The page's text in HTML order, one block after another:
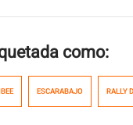
como:
ESCARABAJO RALLY